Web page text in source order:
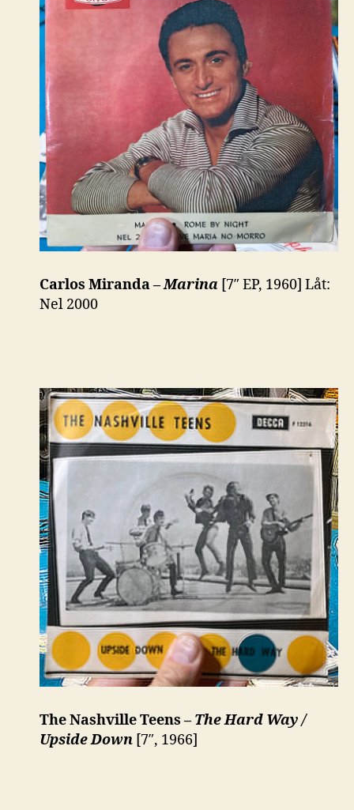
Carlos Miranda –Marina [7″ EP, 1960] Låt:
Nel 2000
The Nashville Teens – The Hard Way /
Upside Down [7″, 1966]